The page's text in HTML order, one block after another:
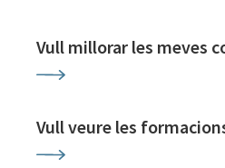
Vull millorar les meves
Vull veure les